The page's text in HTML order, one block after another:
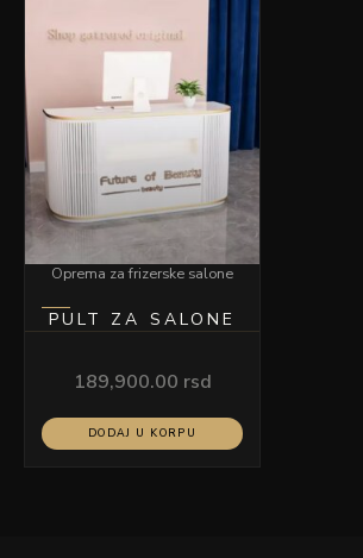
Oprema za frizerske salone
PULT ZA SALONE
189,900.00 rsd
DODAJ U KORPU